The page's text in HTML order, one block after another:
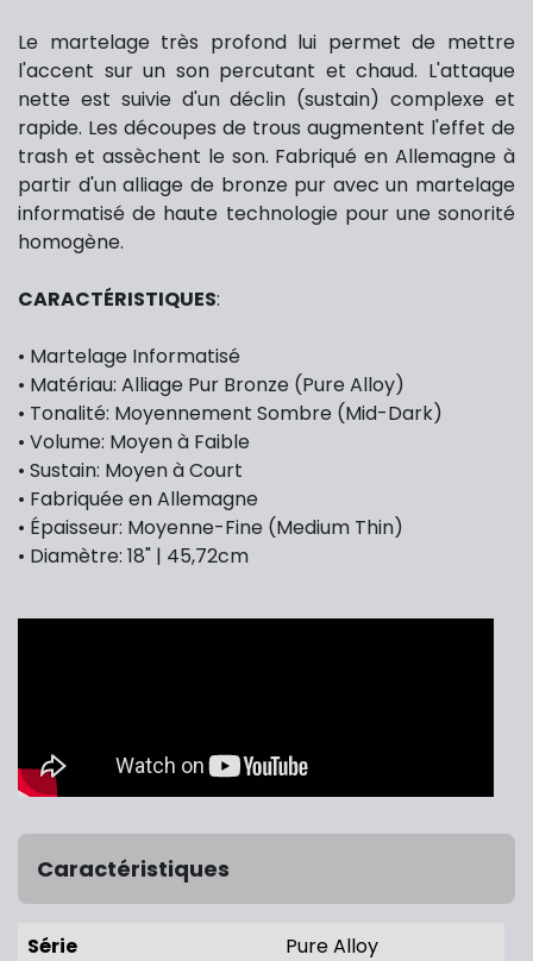
Le martelage très profond lui permet de mettre
l'accent sur un son percutant et chaud. L'attaque
nette est suivie d'un déclin (sustain) complexe et
rapide. Les découpes de trous augmentent l'effet de
trash et assèchent le son. Fabriqué en Allemagne à
partir d'un alliage de bronze pur avec un martelage
informatisé de haute technologie pour une sonorité
homogène.
CARACTÉRISTIQUES:
• Martelage Informatisé
• Matériau: Alliage Pur Bronze (Pure Alloy)
• Tonalité: Moyennement Sombre (Mid-Dark)
• Volume: Moyen à Faible
• Sustain: Moyen à Court
• Fabriquée en Allemagne
• Épaisseur: Moyenne-Fine (Medium Thin)
• Diamètre: 18" | 45,72cm
Caractéristiques
Série
Pure Alloy